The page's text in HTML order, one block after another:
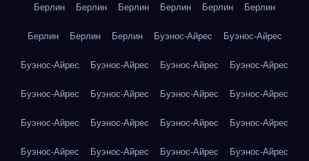
Берлин Берлин Берлин Берлин Берлин Берлин
Берлин Берлин Берлин Буэнос-Айрес Буэнос-Айрес
Буэнос-Айрес Буэнос-Айрес Буэнос-Айрес Буэнос-Айрес
Буэнос-Айрес Буэнос-Айрес Буэнос-Айрес Буэнос-Айрес
Буэнос-Айрес Буэнос-Айрес Буэнос-Айрес Буэнос-Айрес
Буэнос-Айрес Буэнос-Айрес Буэнос-Айрес Буэнос-Айрес